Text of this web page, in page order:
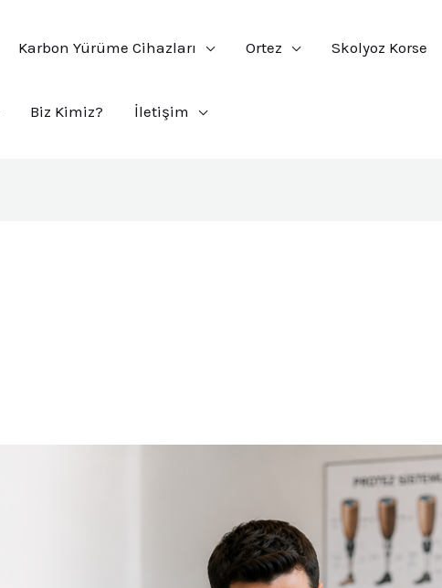
Karbon Yürüme Cihazları Ortez Skolyoz Korse
Biz Kimiz? İletişim